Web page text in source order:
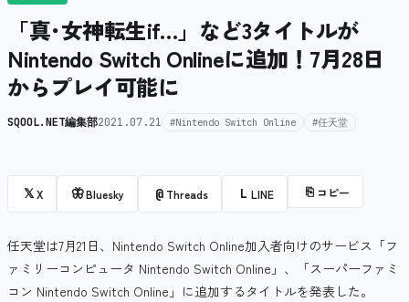
「真･女神転生if…」など3タイトルが
Nintendo Switch Onlineに追加！7月28日
からプレイ可能に
SQOOL.NET編集部2021.07.21 #Nintendo Switch Online #任天堂
𝕏X 🦋Bluesky @ Threads L LINE ⎘ コピー
任天堂は7月21日、Nintendo Switch Online加入者向けのサービス「フ
ァミリーコンピュータ Nintendo Switch Online」、「スーパーファミ
コン Nintendo Switch Online」に追加するタイトルを発表した。